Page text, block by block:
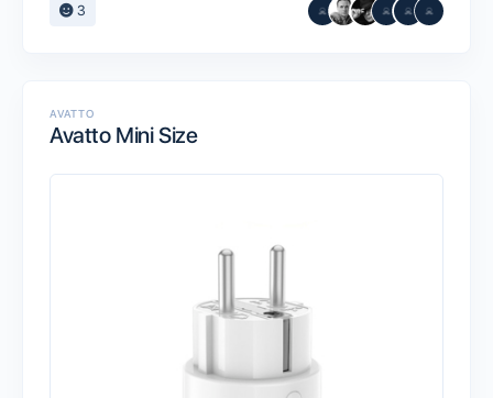
3
AVATTO
Avatto Mini Size